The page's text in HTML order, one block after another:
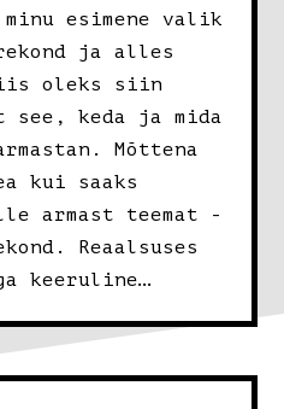
esimene valik
ja alles
oleks siin
see, keda ja mida
Mõttena
kui saaks
armast teemat -
Reaalsuses
keeruline…